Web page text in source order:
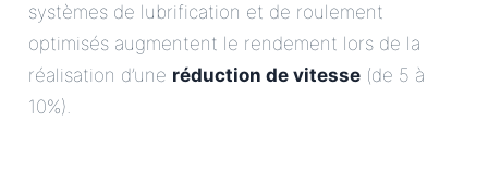
systèmes de lubrification et de roulement
optimisés augmentent le rendement lors de la
réalisation d’une réduction de vitesse (de 5 à
10%).